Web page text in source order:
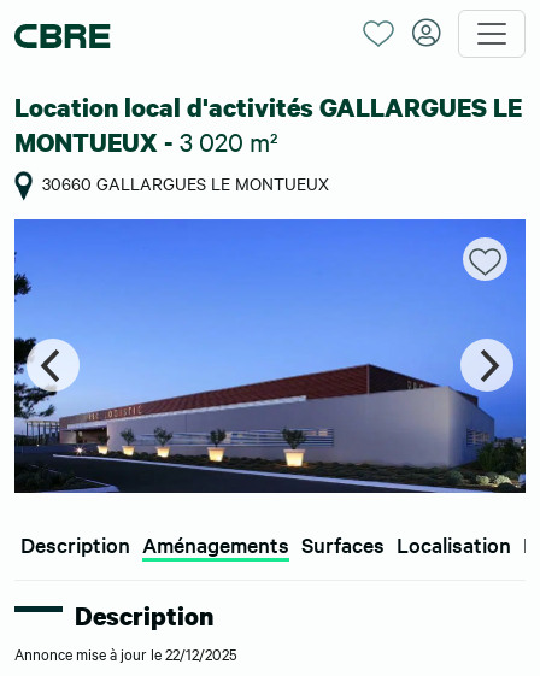
Location local d'activités GALLARGUES LE
MONTUEUX - 3 020 m²
30660 GALLARGUES LE MONTUEUX
Description Aménagements Surfaces Localisation
Description
Annonce mise à jour le 22/12/2025